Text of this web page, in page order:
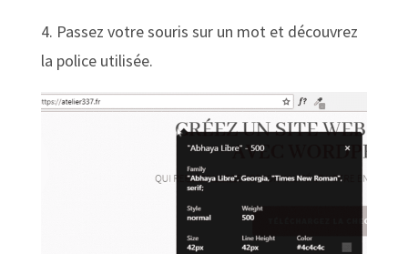
4. Passez votre souris sur un mot et découvrez
la police utilisée.